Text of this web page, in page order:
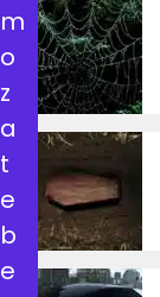
m
o
z
a
t
e
b
e